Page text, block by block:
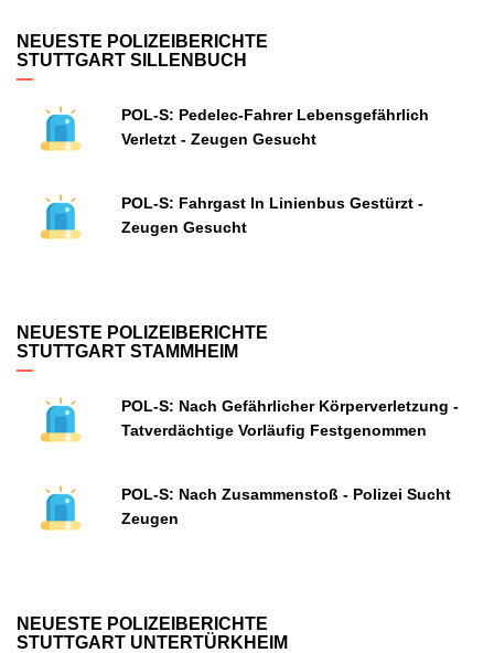
NEUESTE POLIZEIBERICHTE
STUTTGART SILLENBUCH
POL-S: Pedelec-Fahrer Lebensgefährlich
Verletzt - Zeugen Gesucht
POL-S: Fahrgast In Linienbus Gestürzt -
Zeugen Gesucht
NEUESTE POLIZEIBERICHTE
STUTTGART STAMMHEIM
POL-S: Nach Gefährlicher Körperverletzung -
Tatverdächtige Vorläufig Festgenommen
POL-S: Nach Zusammenstoß - Polizei Sucht
Zeugen
NEUESTE POLIZEIBERICHTE
STUTTGART UNTERTÜRKHEIM